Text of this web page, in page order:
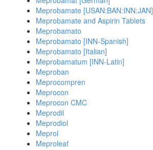
Meprobamate [USAN:BAN:INN:JAN]
Meprobamate and Aspirin Tablets
Meprobamato
Meprobamato [INN-Spanish]
Meprobamato [Italian]
Meprobamatum [INN-Latin]
Meproban
Meprocompren
Meprocon
Meprocon CMC
Meprodil
Meprodiol
Meprol
Meproleaf